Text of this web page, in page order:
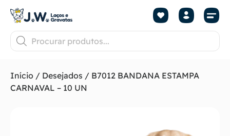
Início / Desejados / B7012 BANDANA ESTAMPA
CARNAVAL – 10 UN